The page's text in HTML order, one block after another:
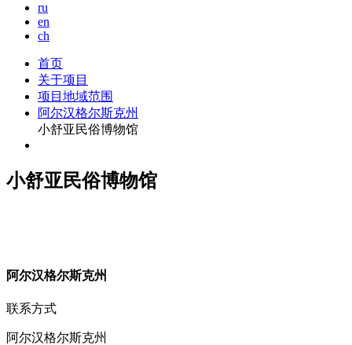
ru
en
ch
首页
关于项目
项目地域范围
阿尔汉格尔斯克州
小舒亚民俗博物馆
小舒亚民俗博物馆
阿尔汉格尔斯克州
联系方式
阿尔汉格尔斯克州